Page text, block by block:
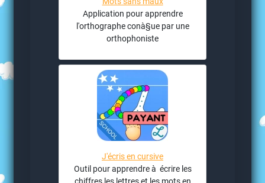
Application pour apprendre
l'orthographe conà§ue par une
orthophoniste
J'écris en cursive
Outil pour apprendre à écrire les